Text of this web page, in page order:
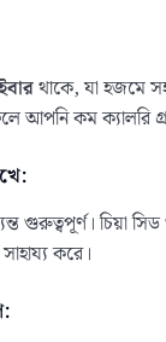
থাকে, যা হজমে
আপনি কম ক্যালরি
গুরুত্বপূর্ণ। চিয়া সিড
সাহায্য করে।